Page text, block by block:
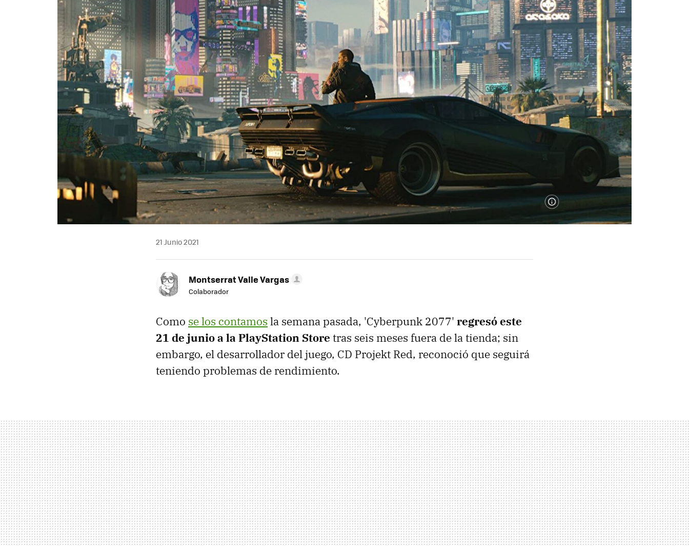
21 Junio 2021
Montserrat Valle Vargas
Colaborador
Como se los contamos la semana pasada, 'Cyberpunk 2077' regresó este
21 de junio a la PlayStation Store tras seis meses fuera de la tienda; sin
embargo, el desarrollador del juego, CD Projekt Red, reconoció que seguirá
teniendo problemas de rendimiento.